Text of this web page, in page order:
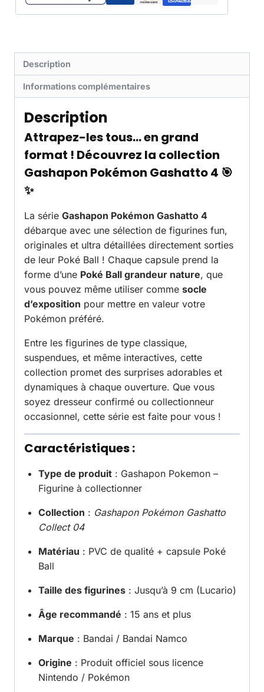
Description
Informations complémentaires
Description
Attrapez-les tous… en grand
format ! Découvrez la collection
Gashapon Pokémon Gashatto 4 🎯
✨
La série Gashapon Pokémon Gashatto 4
débarque avec une sélection de figurines fun,
originales et ultra détaillées directement sorties
de leur Poké Ball ! Chaque capsule prend la
forme d’une Poké Ball grandeur nature, que
vous pouvez même utiliser comme socle
d’exposition pour mettre en valeur votre
Pokémon préféré.
Entre les figurines de type classique,
suspendues, et même interactives, cette
collection promet des surprises adorables et
dynamiques à chaque ouverture. Que vous
soyez dresseur confirmé ou collectionneur
occasionnel, cette série est faite pour vous !
Caractéristiques :
Type de produit : Gashapon Pokemon –
Figurine à collectionner
Collection : Gashapon Pokémon Gashatto
Collect 04
Matériau : PVC de qualité + capsule Poké
Ball
Taille des figurines : Jusqu’à 9 cm (Lucario)
Âge recommandé : 15 ans et plus
Marque : Bandai / Bandai Namco
Origine : Produit officiel sous licence
Nintendo / Pokémon